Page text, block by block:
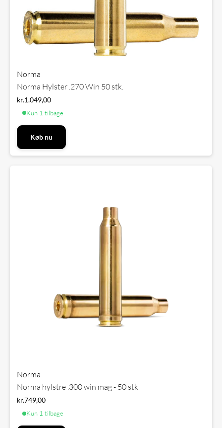
Norma
Norma Hylster .270 Win 50 stk.
kr.1.049,00
Kun 1 tilbage
Køb nu
Norma
Norma hylstre .300 win mag - 50 stk
kr.749,00
Kun 1 tilbage